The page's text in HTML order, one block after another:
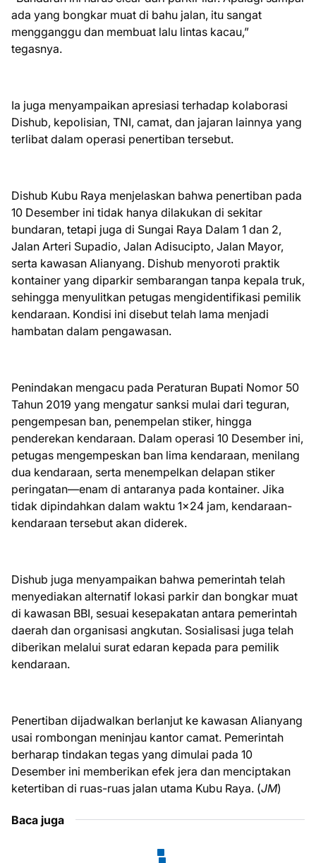
ada yang bongkar muat di bahu jalan, itu sangat
mengganggu dan membuat lalu lintas kacau,”
tegasnya.
Ia juga menyampaikan apresiasi terhadap kolaborasi
Dishub, kepolisian, TNI, camat, dan jajaran lainnya yang
terlibat dalam operasi penertiban tersebut.
Dishub Kubu Raya menjelaskan bahwa penertiban pada
10 Desember ini tidak hanya dilakukan di sekitar
bundaran, tetapi juga di Sungai Raya Dalam 1 dan 2,
Jalan Arteri Supadio, Jalan Adisucipto, Jalan Mayor,
serta kawasan Alianyang. Dishub menyoroti praktik
kontainer yang diparkir sembarangan tanpa kepala truk,
sehingga menyulitkan petugas mengidentifikasi pemilik
kendaraan. Kondisi ini disebut telah lama menjadi
hambatan dalam pengawasan.
Penindakan mengacu pada Peraturan Bupati Nomor 50
Tahun 2019 yang mengatur sanksi mulai dari teguran,
pengempesan ban, penempelan stiker, hingga
penderekan kendaraan. Dalam operasi 10 Desember ini,
petugas mengempeskan ban lima kendaraan, menilang
dua kendaraan, serta menempelkan delapan stiker
peringatan—enam di antaranya pada kontainer. Jika
tidak dipindahkan dalam waktu 1x24 jam, kendaraan-
kendaraan tersebut akan diderek.
Dishub juga menyampaikan bahwa pemerintah telah
menyediakan alternatif lokasi parkir dan bongkar muat
di kawasan BBI, sesuai kesepakatan antara pemerintah
daerah dan organisasi angkutan. Sosialisasi juga telah
diberikan melalui surat edaran kepada para pemilik
kendaraan.
Penertiban dijadwalkan berlanjut ke kawasan Alianyang
usai rombongan meninjau kantor camat. Pemerintah
berharap tindakan tegas yang dimulai pada 10
Desember ini memberikan efek jera dan menciptakan
ketertiban di ruas-ruas jalan utama Kubu Raya. (JM)
Baca juga